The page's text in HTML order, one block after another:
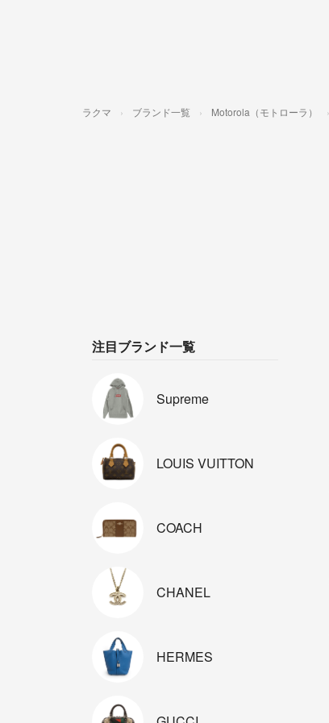
ラクマ ブランド一覧 Motorola（モトローラ）
注目ブランド一覧
Supreme
LOUIS VUITTON
COACH
CHANEL
HERMES